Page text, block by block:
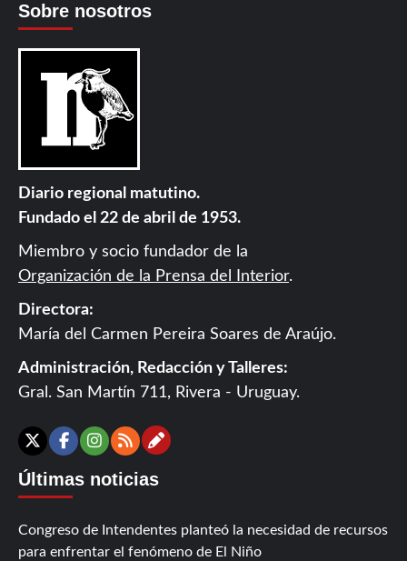
Sobre nosotros
Diario regional matutino.
Fundado el 22 de abril de 1953.
Miembro y socio fundador de la
Organización de la Prensa del Interior.
Directora:
María del Carmen Pereira Soares de Araújo.
Administración, Redacción y Talleres:
Gral. San Martín 711, Rivera - Uruguay.
X Facebook
Instagram
RSSContáctanos
Últimas noticias
Congreso de Intendentes planteó la necesidad de recursos
para enfrentar el fenómeno de El Niño